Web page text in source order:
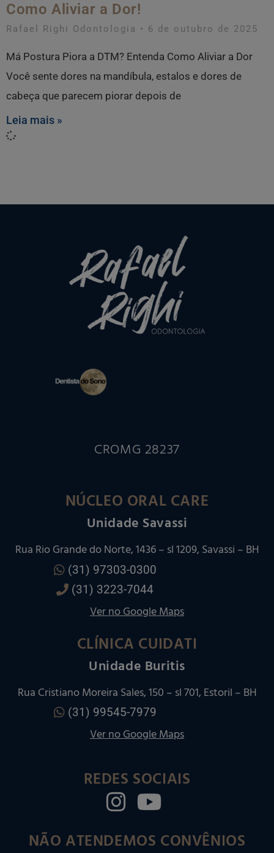
Como Aliviar a Dor!
Rafael Righi Odontologia 6 de outubro de 2025
Má Postura Piora a DTM? Entenda Como Aliviar a Dor
Você sente dores na mandíbula, estalos e dores de
cabeça que parecem piorar depois de
Leia mais »
CROMG 28237
NÚCLEO ORAL CARE
Unidade Savassi
Rua Rio Grande do Norte, 1436 – sl 1209, Savassi – BH
(31) 97303-0300
(31) 3223-7044
Ver no Google Maps
CLÍNICA CUIDATI
Unidade Buritis
Rua Cristiano Moreira Sales, 150 – sl 701, Estoril – BH
(31) 99545-7979
Ver no Google Maps
REDES SOCIAIS
NÃO ATENDEMOS CONVÊNIOS